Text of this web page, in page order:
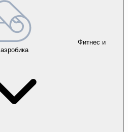
Фитнес и
аэробика